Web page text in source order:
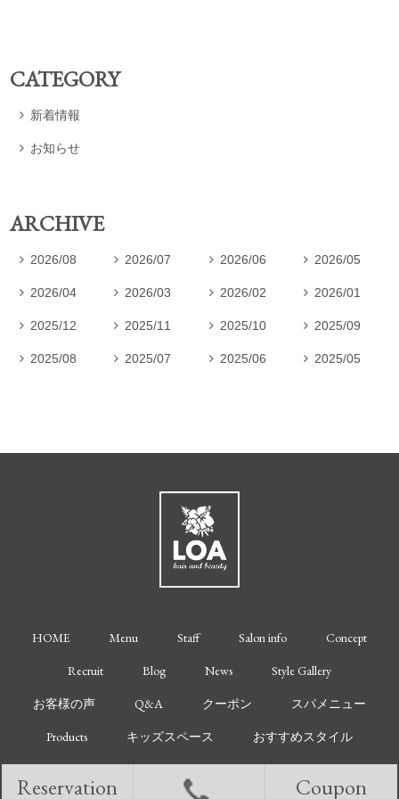
CATEGORY
 新着情報
 お知らせ
ARCHIVE
 2026/08  2026/07  2026/06  2026/05
 2026/04  2026/03  2026/02  2026/01
 2025/12  2025/11  2025/10  2025/09
 2025/08  2025/07  2025/06  2025/05
Reservation Coupon
HOME Menu Staff Salon info Concept
Recruit Blog News Style Gallery
お客様の声 Q&A クーポン スパメニュー
Products キッズスペース おすすめスタイル